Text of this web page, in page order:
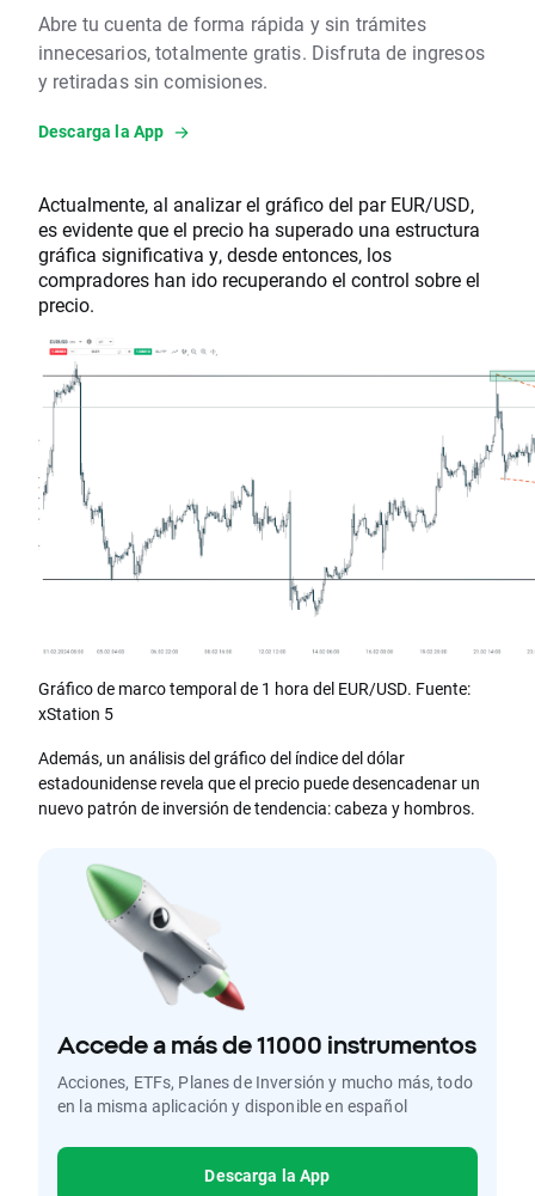
Abre tu cuenta de forma rápida y sin trámites
innecesarios, totalmente gratis. Disfruta de ingresos
y retiradas sin comisiones.
Descarga la App
Actualmente, al analizar el gráfico del par EUR/USD,
es evidente que el precio ha superado una estructura
gráfica significativa y, desde entonces, los
compradores han ido recuperando el control sobre el
precio.
Gráfico de marco temporal de 1 hora del EUR/USD. Fuente:
xStation 5
Además, un análisis del gráfico del índice del dólar
estadounidense revela que el precio puede desencadenar un
nuevo patrón de inversión de tendencia: cabeza y hombros.
Accede a más de 11000 instrumentos
Acciones, ETFs, Planes de Inversión y mucho más, todo
en la misma aplicación y disponible en español
Descarga la App